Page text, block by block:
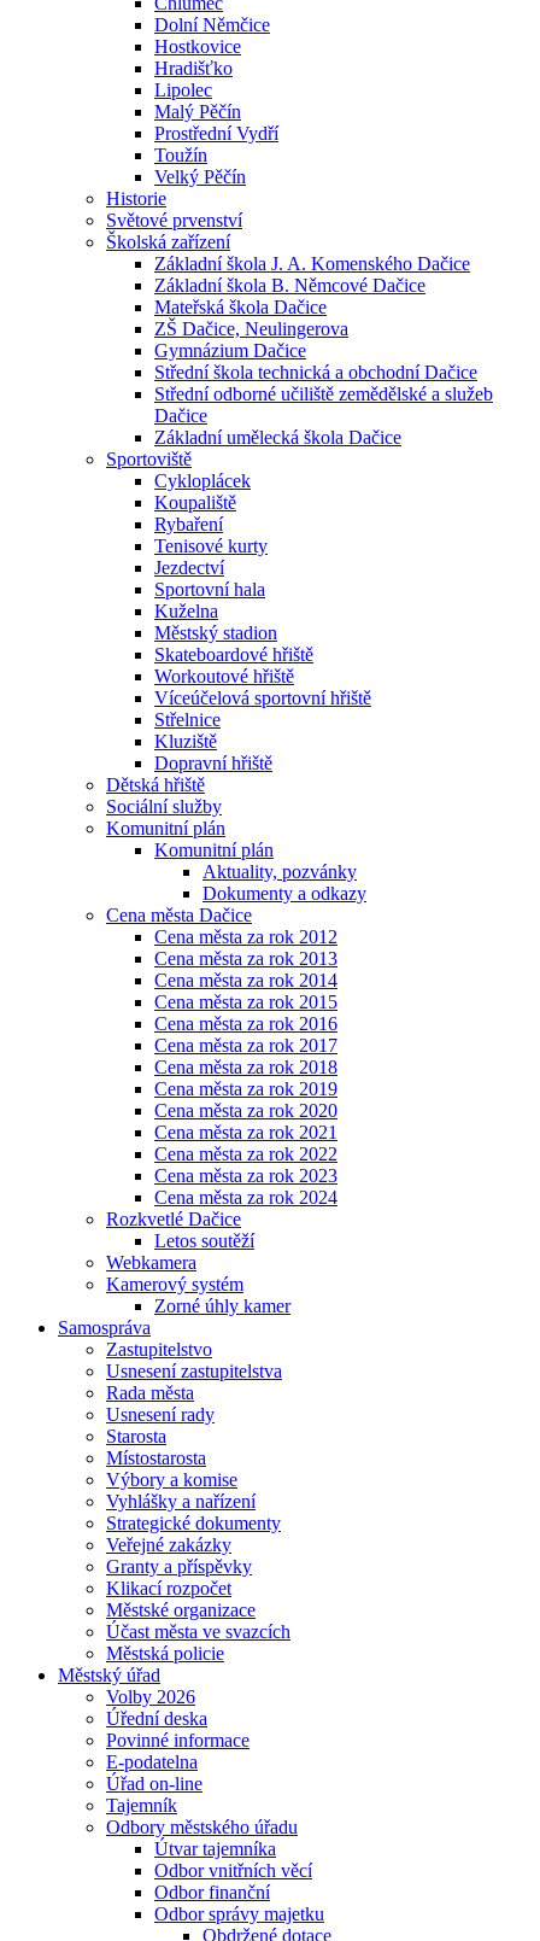
Dolní Němčice
Hostkovice
Hradišťko
Lipolec
Malý Pěčín
Prostřední Vydří
Toužín
Velký Pěčín
Historie
Světové prvenství
Školská zařízení
Základní škola J. A. Komenského Dačice
Základní škola B. Němcové Dačice
Mateřská škola Dačice
ZŠ Dačice, Neulingerova
Gymnázium Dačice
Střední škola technická a obchodní Dačice
Střední odborné učiliště zemědělské a služeb
Dačice
Základní umělecká škola Dačice
Sportoviště
Cykloplácek
Koupaliště
Rybaření
Tenisové kurty
Jezdectví
Sportovní hala
Kuželna
Městský stadion
Skateboardové hřiště
Workoutové hřiště
Víceúčelová sportovní hřiště
Střelnice
Kluziště
Dopravní hřiště
Dětská hřiště
Sociální služby
Komunitní plán
Komunitní plán
Aktuality, pozvánky
Dokumenty a odkazy
Cena města Dačice
Cena města za rok 2012
Cena města za rok 2013
Cena města za rok 2014
Cena města za rok 2015
Cena města za rok 2016
Cena města za rok 2017
Cena města za rok 2018
Cena města za rok 2019
Cena města za rok 2020
Cena města za rok 2021
Cena města za rok 2022
Cena města za rok 2023
Cena města za rok 2024
Rozkvetlé Dačice
Letos soutěží
Webkamera
Kamerový systém
Zorné úhly kamer
Samospráva
Zastupitelstvo
Usnesení zastupitelstva
Rada města
Usnesení rady
Starosta
Místostarosta
Výbory a komise
Vyhlášky a nařízení
Strategické dokumenty
Veřejné zakázky
Granty a příspěvky
Klikací rozpočet
Městské organizace
Účast města ve svazcích
Městská policie
Městský úřad
Volby 2026
Úřední deska
Povinné informace
E-podatelna
Úřad on-line
Tajemník
Odbory městského úřadu
Útvar tajemníka
Odbor vnitřních věcí
Odbor finanční
Odbor správy majetku
Obdržené dotace